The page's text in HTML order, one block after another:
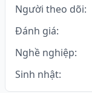
Người theo dõi:
Đánh giá:
Nghề nghiệp:
Sinh nhật: